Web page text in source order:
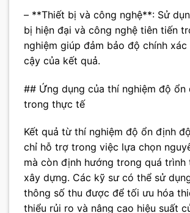
– **Thiết bị và công nghệ**: Sử
bị hiện đại và công nghệ tiên tiến
nghiệm giúp đảm bảo độ chính
cậy của kết quả.
## Ứng dụng của thí nghiệm độ ổn
trong thực tế
Kết quả từ thí nghiệm độ ổn định
chỉ hỗ trợ trong việc lựa chọn
mà còn định hướng trong quá trình
xây dựng. Các kỹ sư có thể sử
thông số thu được để tối ưu hóa
thiểu rủi ro và nâng cao hiệu suất